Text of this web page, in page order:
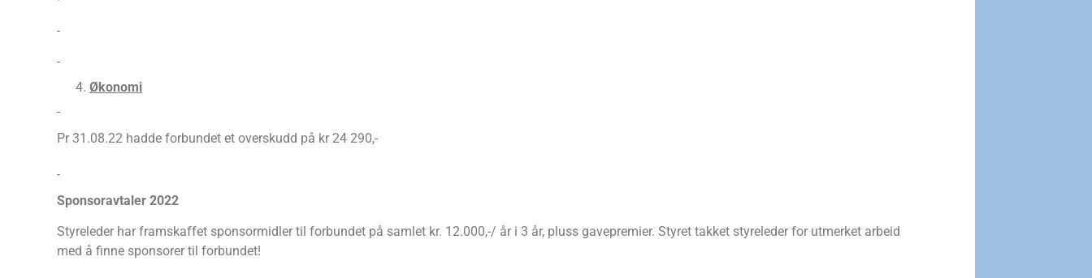
Økonomi
Pr 31.08.22 hadde forbundet et overskudd på kr 24 290,-
Sponsoravtaler 2022
Styreleder har framskaffet sponsormidler til forbundet på samlet kr. 12.000,-/ år i 3 år, pluss gavepremier. Styret takket styreleder for utmerket arbeid
med å finne sponsorer til forbundet!